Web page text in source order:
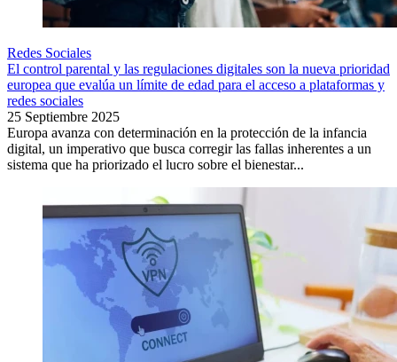
Redes Sociales
El control parental y las regulaciones digitales son la nueva prioridad
europea que evalúa un límite de edad para el acceso a plataformas y
redes sociales
25 Septiembre 2025
Europa avanza con determinación en la protección de la infancia
digital, un imperativo que busca corregir las fallas inherentes a un
sistema que ha priorizado el lucro sobre el bienestar...